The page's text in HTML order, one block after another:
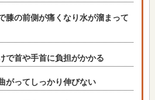
膝の前側が痛くなり水が溜まって
で首や手首に負担がかかる
がってしっかり伸びない